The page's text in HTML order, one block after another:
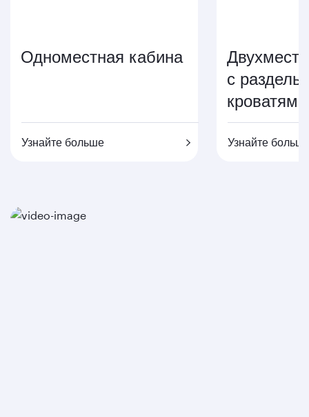
Одноместная кабина
Узнайте больше
с
кроватями
Узнайте